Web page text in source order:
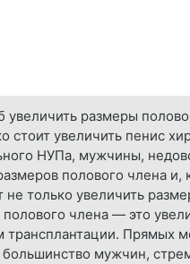
размеры
увеличить пенис
НУПа, мужчины,
полового члена и,
только увеличить
члена — это
Прямых
мужчин,